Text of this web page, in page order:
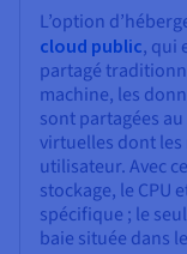
L’option
cloud public, qui
partagé
machine, les
sont partagées
virtuelles dont les
utilisateur. Avec
stockage, le CPU
spécifique ; le
baie située dans